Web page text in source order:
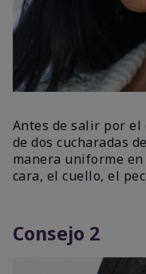
Antes de salir por el
de dos cucharadas
manera uniforme en
cara, el cuello, el
Consejo 2